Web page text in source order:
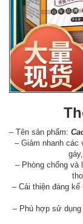
– Tên sản phẩm:
– Giảm nhanh
– Phòng chống và
– Cải thiện đáng
– Phù hợp sử